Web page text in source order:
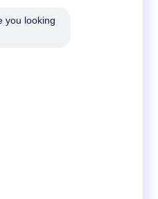
you looking